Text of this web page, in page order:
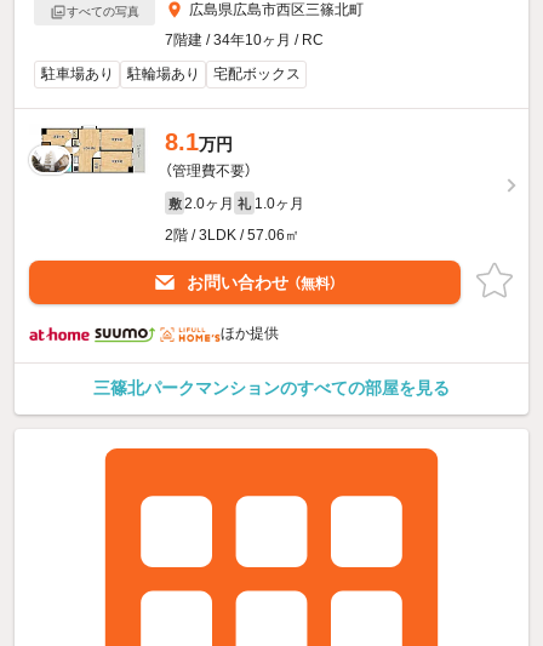
すべての写真
広島県広島市西区三篠北町
7階建 / 34年10ヶ月 / RC
駐車場あり
駐輪場あり 宅配ボックス
8.1万円
（管理費不要）
敷 2.0ヶ月 礼 1.0ヶ月
2階 / 3LDK / 57.06㎡
お問い合わせ （無料）
ほか提供
三篠北パークマンションのすべての部屋を見る